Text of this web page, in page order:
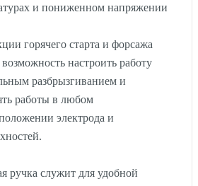
и пониженном напряжении
горячего старта и форсажа
настроить работу
разбрызгиванием и
работы в любом
электрода и
ручка служит для удобной